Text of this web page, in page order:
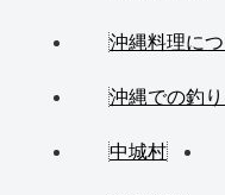
沖縄料理に
沖縄での釣
中城村